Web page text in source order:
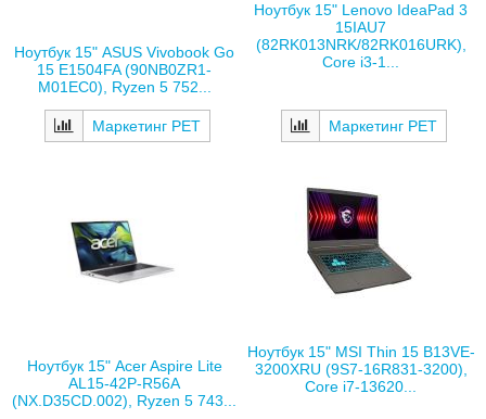
Ноутбук 15" ASUS Vivobook Go
15 E1504FA (90NB0ZR1-
M01EC0), Ryzen 5 752...
Маркетинг РЕТ
Ноутбук 15" Lenovo IdeaPad 3
15IAU7
(82RK013NRK/82RK016URK),
Core i3-1...
Маркетинг РЕТ
Ноутбук 15" Acer Aspire Lite
AL15-42P-R56A
(NX.D35CD.002), Ryzen 5 743...
Ноутбук 15" MSI Thin 15 B13VE-
3200XRU (9S7-16R831-3200),
Core i7-13620...